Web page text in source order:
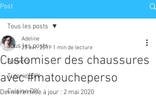
Post
Tous les posts
Ateliers
Tutoriel DIY
Cuisine DIY
Tous les posts
Customiser des chaussures
avec #matoucheperso
Adeline
23 avr. 2019 1 min de lecture
Dernière mise à jour : 2 mai 2020